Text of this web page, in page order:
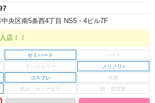
央区南5条西4丁目 NS5・4ビル7F
店！！
セミハード
ノリノリ♪
コスプレ